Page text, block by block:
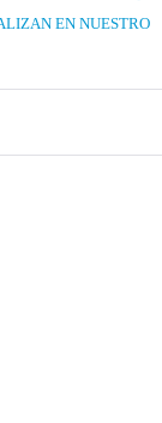
EN NUESTRO